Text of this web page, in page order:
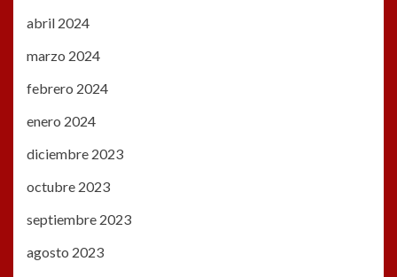
abril 2024
marzo 2024
febrero 2024
enero 2024
diciembre 2023
octubre 2023
septiembre 2023
agosto 2023